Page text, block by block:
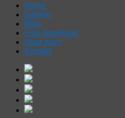
Home
Galerie
Blog
Foto download
Über mich
Kontakt